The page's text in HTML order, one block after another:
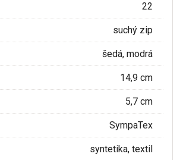
22
suchý zip
šedá, modrá
14,9 cm
5,7 cm
SympaTex
syntetika, textil